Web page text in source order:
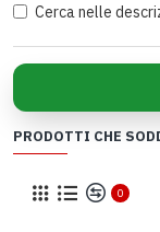
Cerca nelle
PRODOTTI CHE
0